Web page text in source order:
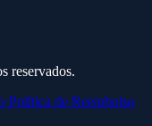
reservados.
Política de Reembolso